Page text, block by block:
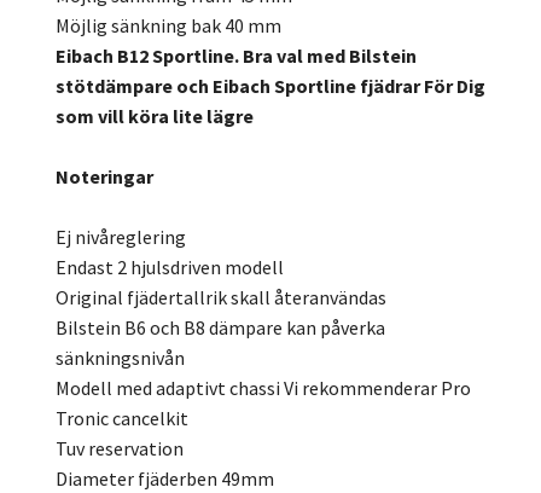
Möjlig sänkning bak 40 mm
Eibach B12 Sportline. Bra val med Bilstein
stötdämpare och Eibach Sportline fjädrar För Dig
som vill köra lite lägre
Noteringar
Ej nivåreglering
Endast 2 hjulsdriven modell
Original fjädertallrik skall återanvändas
Bilstein B6 och B8 dämpare kan påverka
sänkningsnivån
Modell med adaptivt chassi Vi rekommenderar Pro
Tronic cancelkit
Tuv reservation
Diameter fjäderben 49mm